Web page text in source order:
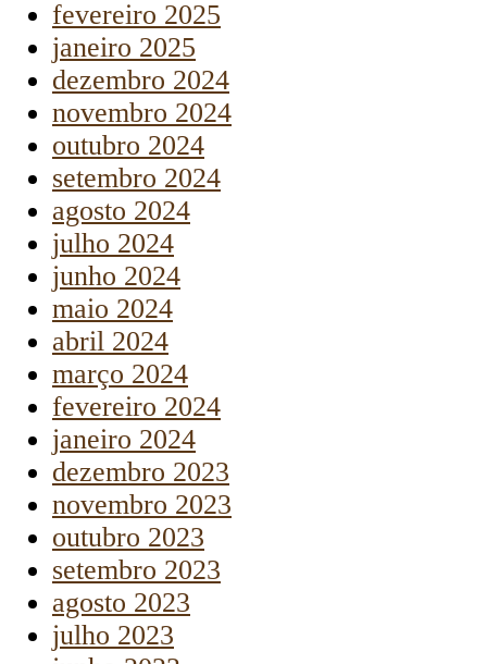
fevereiro 2025
janeiro 2025
dezembro 2024
novembro 2024
outubro 2024
setembro 2024
agosto 2024
julho 2024
junho 2024
maio 2024
abril 2024
março 2024
fevereiro 2024
janeiro 2024
dezembro 2023
novembro 2023
outubro 2023
setembro 2023
agosto 2023
julho 2023